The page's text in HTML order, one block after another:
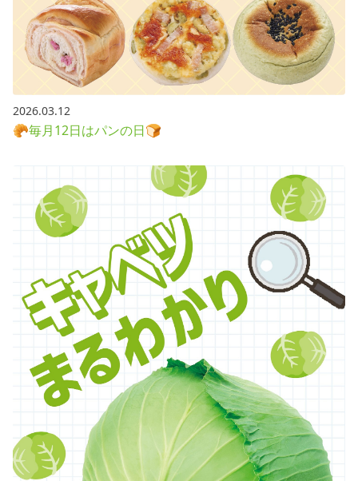
2026.03.12
🥐毎月12日はパンの日🍞